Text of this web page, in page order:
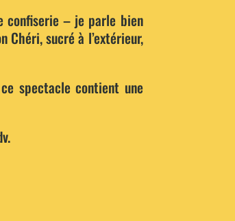
confiserie – je parle bien
Chéri, sucré à l’extérieur,
spectacle contient une